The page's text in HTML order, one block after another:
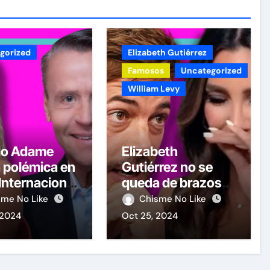
Adame
en
por
a
Guevara
No Like
Elizabeth Gutiérrez
Famosos
Uncategorized
William Levy
Elizabeth
Gutiérrez no se
queda de brazos
cruzados y le
contesta a William
Levy tras las
Chisme No Like
Oct 25, 2024